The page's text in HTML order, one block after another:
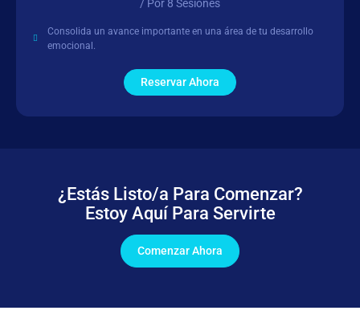
/ Por 8 Sesiones
Consolida un avance importante en una área de tu desarrollo
emocional.
Reservar Ahora
¿Estás Listo/a Para Comenzar?
Estoy Aquí Para Servirte
Comenzar Ahora